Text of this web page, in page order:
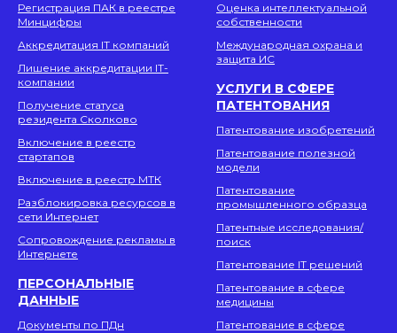
Регистрация ПАК в реестре
Минцифры
Аккредитация IT компаний
Лишение аккредитации IT-
компании
Получение статуса
резидента Сколково
Включение в реестр
стартапов
Включение в реестр МТК
Разблокировка ресурсов в
сети Интернет
Сопровождение рекламы в
Интернете
ПЕРСОНАЛЬНЫЕ
ДАННЫЕ
Документы по ПДн
Оценка интеллектуальной
собственности
Международная охрана и
защита ИС
УСЛУГИ В СФЕРЕ
ПАТЕНТОВАНИЯ
Патентование изобретений
Патентование полезной
модели
Патентование
промышленного образца
Патентные исследования/
поиск
Патентование IT решений
Патентование в сфере
медицины
Патентование в сфере